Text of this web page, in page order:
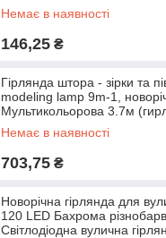
Немає в наявності
146,25 ₴
Гірлянда штора - зірки та
modeling lamp 9m-1,
Мультикольорова 3.7м
Немає в наявності
703,75 ₴
Новорічна гірлянда для
120 LED Бахрома
Світлодіодна вулична